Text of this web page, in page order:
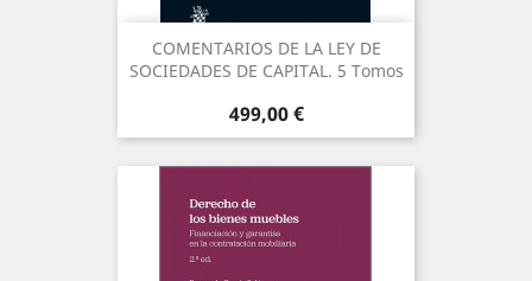
COMENTARIOS DE LA LEY DE
SOCIEDADES DE CAPITAL. 5 Tomos
Precio
499,00 €